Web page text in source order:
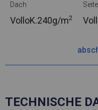
Dach
VolloK.240g/m2
TECHNISCHE